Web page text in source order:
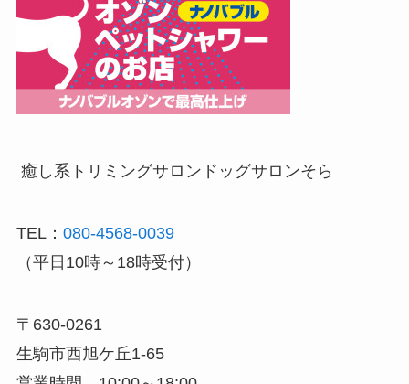
癒し系トリミングサロン ドッグサロンそら
TEL： 080-4568-0039
（平日10時～18時受付）
〒630-0261
生駒市西旭ケ丘1-65